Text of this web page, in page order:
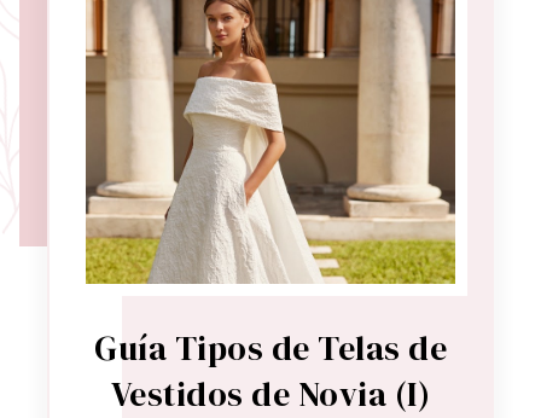
Guía Tipos de Telas de
Vestidos de Novia (I)